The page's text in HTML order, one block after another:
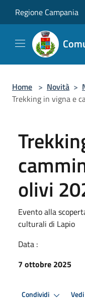
Regione Campania
Home > Novità >
Trekking in vigna e
olivi
Evento alla
culturali di Lapio
Data :
7 ottobre 2025
Condividi